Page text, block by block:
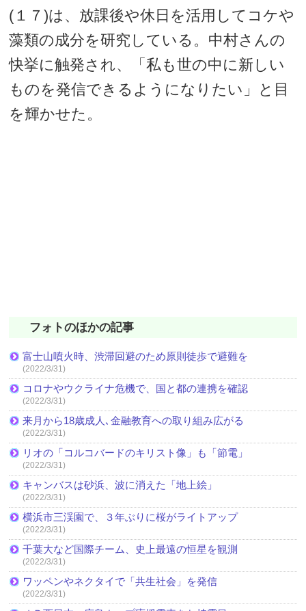
(１７)は、放課後や休日を活用してコケや
藻類の成分を研究している。中村さんの
快挙に触発され、「私も世の中に新しい
ものを発信できるようになりたい」と目
を輝かせた。
フォトのほかの記事
富士山噴火時、渋滞回避のため原則徒歩で避難を
(2022/3/31)
コロナやウクライナ危機で、国と都の連携を確認
(2022/3/31)
来月から18歳成人､金融教育への取り組み広がる
(2022/3/31)
リオの「コルコバードのキリスト像」も「節電」
(2022/3/31)
キャンバスは砂浜、波に消えた「地上絵」
(2022/3/31)
横浜市三渓園で、３年ぶりに桜がライトアップ
(2022/3/31)
千葉大など国際チーム、史上最遠の恒星を観測
(2022/3/31)
ワッペンやネクタイで「共生社会」を発信
(2022/3/31)